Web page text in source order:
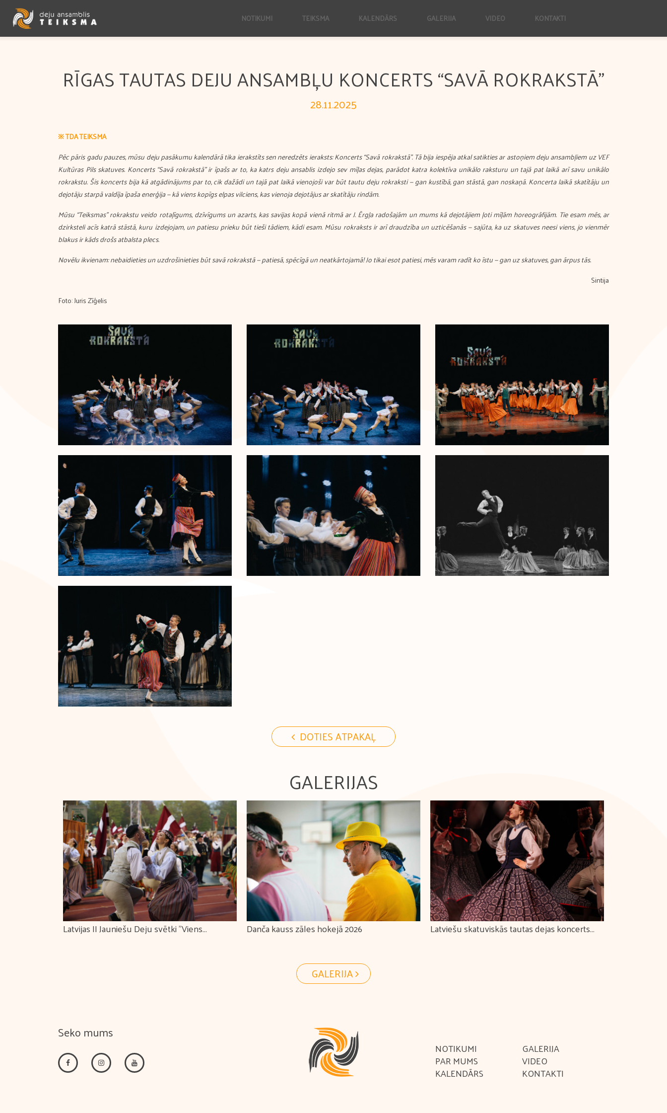
NOTIKUMI TEIKSMA KALENDĀRS GALERIJA VIDEO KONTAKTI
RĪGAS TAUTAS DEJU ANSAMBĻU KONCERTS “SAVĀ ROKRAKSTĀ”
28.11.2025
※ TDA TEIKSMA
Pēc pāris gadu pauzes, mūsu deju pasākumu kalendārā tika ierakstīts sen neredzēts ieraksts: Koncerts “Savā rokrakstā”. Tā bija iespēja atkal satikties ar astoņiem deju ansambļiem uz VEF
Kultūras Pils skatuves. Koncerts “Savā rokrakstā” ir īpašs ar to, ka katrs deju ansablis izdejo sev mīļas dejas, parādot katra kolektīva unikālo raksturu un tajā pat laikā arī savu unikālo
rokrakstu. Šis koncerts bija kā atgādinājums par to, cik dažādi un tajā pat laikā vienojoši var būt tautu deju rokraksti — gan kustībā, gan stāstā, gan noskaņā. Koncerta laikā skatītāju un
dejotāju starpā valdīja īpaša enerģija — kā viens kopīgs elpas vilciens, kas vienoja dejotājus ar skatītāju rindām.
Mūsu “Teiksmas” rokrakstu veido rotaļīgums, dzīvīgums un azarts, kas savijas kopā vienā ritmā ar J. Ērgļa radošajām un mums kā dejotājiem ļoti mīļām horeogrāfijām. Tie esam mēs, ar
dzirksteli acīs katrā stāstā, kuru izdejojam, un patiesu prieku būt tieši tādiem, kādi esam. Mūsu rokraksts ir arī draudzība un uzticēšanās — sajūta, ka uz skatuves neesi viens, jo vienmēr
blakus ir kāds drošs atbalsta plecs.
Novēlu ikvienam: nebaidieties un uzdrošinieties būt savā rokrakstā — patiesā, spēcīgā un neatkārtojamā! Jo tikai esot patiesi, mēs varam radīt ko īstu — gan uz skatuves, gan ārpus tās.
Sintija
Foto: Juris Zīģelis
DOTIES ATPAKAĻ
GALERIJAS
Latvijas II Jauniešu Deju svētki "Viens
Danča kauss zāles hokejā 2026
Latviešu skatuviskās tautas dejas koncerts
GALERIJA
Seko mums
NOTIKUMI
PAR MUMS
KALENDĀRS
GALERIJA
VIDEO
KONTAKTI